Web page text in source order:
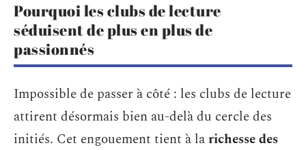
Pourquoi les clubs de lecture
séduisent de plus en plus de
passionnés
Impossible de passer à côté : les clubs de lecture
attirent désormais bien au-delà du cercle des
initiés. Cet engouement tient à larichesse des